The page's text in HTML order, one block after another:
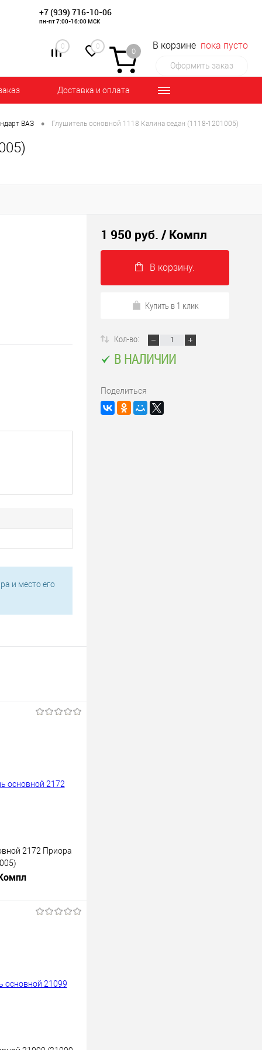
+7 (939) 716-10-06
пн-пт 7:00-16:00 МСК
0 0
0
В корзине пока пусто
Оформить заказ
Доставка и оплата
ВАЗ • Глушитель основной 1118 Калина седан (1118-1201005)
и место его
2172 Приора
1 950 руб. / Компл
В корзину.
Купить в 1 клик
Кол-во:
В НАЛИЧИИ
Поделиться